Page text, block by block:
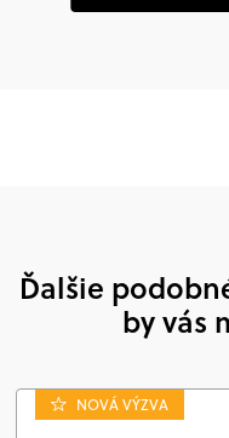
Ďalšie
by vás
NOVÁ VÝZVA